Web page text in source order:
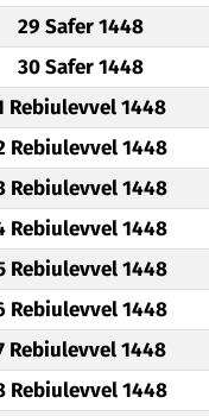
29 Safer 1448
30 Safer 1448
Rebiulevvel 1448
Rebiulevvel 1448
Rebiulevvel 1448
Rebiulevvel 1448
Rebiulevvel 1448
Rebiulevvel 1448
Rebiulevvel 1448
Rebiulevvel 1448